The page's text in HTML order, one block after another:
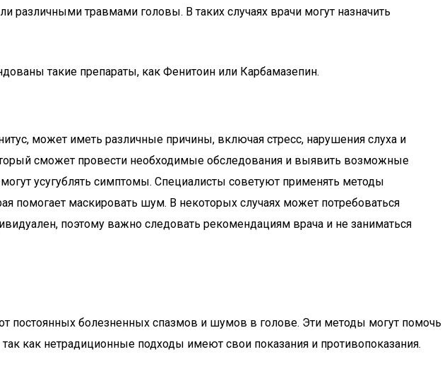
травмами головы. В таких случаях врачи могут назначить
такие препараты, как Фенитоин или Карбамазепин.
может иметь различные причины, включая стресс, нарушения слуха и
сможет провести необходимые обследования и выявить возможные
усугублять симптомы. Специалисты советуют применять методы
помогает маскировать шум. В некоторых случаях может потребоваться
поэтому важно следовать рекомендациям врача и не заниматься
болезненных спазмов и шумов в голове. Эти методы могут помочь
как нетрадиционные подходы имеют свои показания и противопоказания.